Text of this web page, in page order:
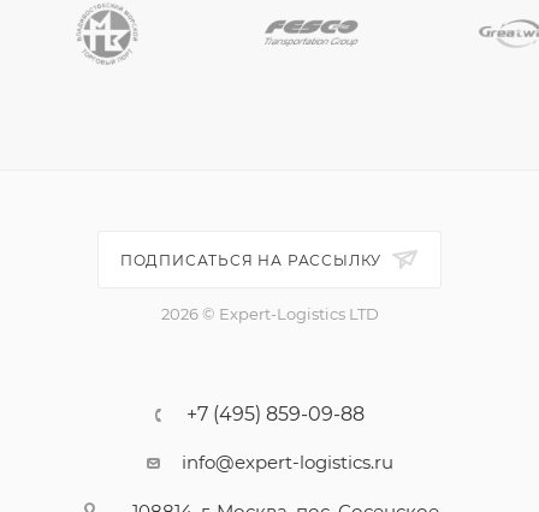
ПОДПИСАТЬСЯ НА РАССЫЛКУ
2026 © Expert-Logistics LTD
+7 (495) 859-09-88
info@expert-logistics.ru